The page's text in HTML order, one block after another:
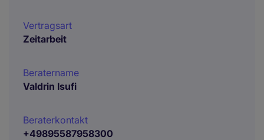
Vertragsart
Zeitarbeit
Beratername
Valdrin Isufi
Beraterkontakt
+49895587958300